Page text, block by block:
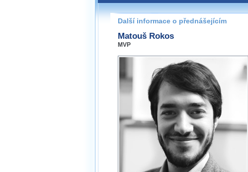
Další informace o přednášejícím
Matouš Rokos
MVP